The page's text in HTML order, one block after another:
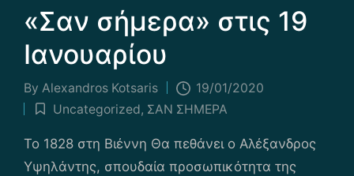
«Σαν σήμερα» στις 19
Ιανουαρίου
Posted
by
By Alexandros Kotsaris 19/01/2020
Posted
in
Uncategorized, ΣΑΝ ΣΗΜΕΡΑ
Το 1828 στη Βιέννη Θα πεθάνει ο Αλέξανδρος
Υψηλάντης, σπουδαία προσωπικότητα της